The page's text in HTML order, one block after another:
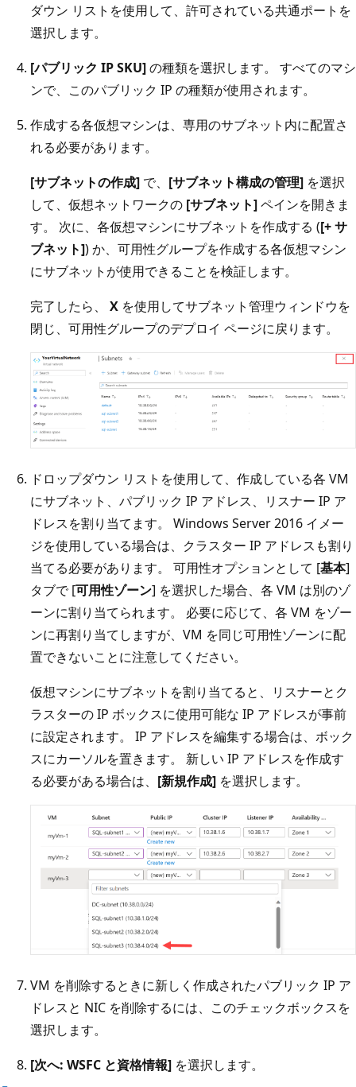
ダウン リストを使用して、許可されている共通ポートを
選択します。
[パブリック IP SKU]の種類を選択します。 すべてのマシ
ンで、このパブリック IP の種類が使用されます。
作成する各仮想マシンは、専用のサブネット内に配置さ
れる必要があります。
[サブネットの作成] で、 [サブネット構成の管理] を選択
して、仮想ネットワークの [サブネット]ペインを開きま
す。 次に、各仮想マシンにサブネットを作成する ([+ サ
ブネット]) か、可用性グループを作成する各仮想マシン
にサブネットが使用できることを検証します。
完了したら、 X を使用してサブネット管理ウィンドウを
閉じ、可用性グループのデプロイ ページに戻ります。
ドロップダウン リストを使用して、作成している各 VM
にサブネット、パブリック IP アドレス、リスナー IP ア
ドレスを割り当てます。 Windows Server 2016 イメー
ジを使用している場合は、クラスター IP アドレスも割り
当てる必要があります。 可用性オプションとして [基本]
タブで [可用性ゾーン] を選択した場合、各 VM は別のゾ
ーンに割り当てられます。 必要に応じて、各 VM をゾー
ンに再割り当てしますが、VM を同じ可用性ゾーンに配
置できないことに注意してください。
仮想マシンにサブネットを割り当てると、リスナーとク
ラスターの IP ボックスに使用可能な IP アドレスが事前
に設定されます。 IP アドレスを編集する場合は、ボック
スにカーソルを置きます。 新しい IP アドレスを作成す
る必要がある場合は、 [新規作成] を選択します。
VM を削除するときに新しく作成されたパブリック IP ア
ドレスと NIC を削除するには、このチェックボックスを
選択します。
[次へ: WSFC と資格情報] を選択します。